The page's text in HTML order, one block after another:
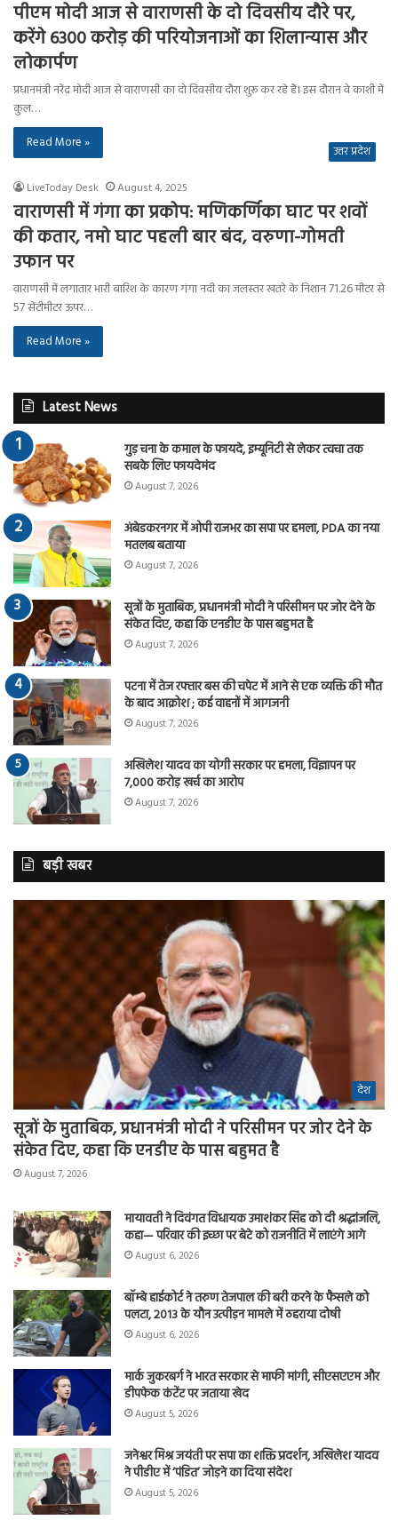
पीएम मोदी आज से वाराणसी के दो दिवसीय दौरे पर,
करेंगे 6300 करोड़ की परियोजनाओं का शिलान्यास और
लोकार्पण
प्रधानमंत्री नरेंद्र मोदी आज से वाराणसी का दो दिवसीय दौरा शुरू कर रहे हैं। इस दौरान वे काशी में
कुल…
Read More »
उत्तर प्रदेश
LiveToday Desk August 4, 2025
वाराणसी में गंगा का प्रकोप: मणिकर्णिका घाट पर शवों
की कतार, नमो घाट पहली बार बंद, वरुणा-गोमती
उफान पर
वाराणसी में लगातार भारी बारिश के कारण गंगा नदी का जलस्तर खतरे के निशान 71.26 मीटर से
57 सेंटीमीटर ऊपर…
Read More »
Latest News
गुड़ चना के कमाल के फायदे, इम्यूनिटी से लेकर त्वचा तक
सबके लिए फायदेमंद
August 7, 2026
अंबेडकरनगर में ओपी राजभर का सपा पर हमला, PDA का नया
मतलब बताया
August 7, 2026
सूत्रों के मुताबिक, प्रधानमंत्री मोदी ने परिसीमन पर जोर देने के
संकेत दिए, कहा कि एनडीए के पास बहुमत है
August 7, 2026
पटना में तेज रफ्तार बस की चपेट में आने से एक व्यक्ति की मौत
के बाद आक्रोश ; कई वाहनों में आगजनी
August 7, 2026
अखिलेश यादव का योगी सरकार पर हमला, विज्ञापन पर
7,000 करोड़ खर्च का आरोप
August 7, 2026
बड़ी खबर
देश
सूत्रों के मुताबिक, प्रधानमंत्री मोदी ने परिसीमन पर जोर देने के
संकेत दिए, कहा कि एनडीए के पास बहुमत है
August 7, 2026
मायावती ने दिवंगत विधायक उमाशंकर सिंह को दी श्रद्धांजलि,
कहा— परिवार की इच्छा पर बेटे को राजनीति में लाएंगे आगे
August 6, 2026
बॉम्बे हाईकोर्ट ने तरुण तेजपाल की बरी करने के फैसले को
पलटा, 2013 के यौन उत्पीड़न मामले में ठहराया दोषी
August 6, 2026
मार्क जुकरबर्ग ने भारत सरकार से माफी मांगी, सीएसएएम और
डीपफेक कंटेंट पर जताया खेद
August 5, 2026
जनेश्वर मिश्र जयंती पर सपा का शक्ति प्रदर्शन, अखिलेश यादव
ने पीडीए में ‘पंडित’ जोड़ने का दिया संदेश
August 5, 2026